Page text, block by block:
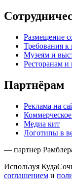
Размещение
Требования к
Музеям и
Ресторанам и
Партнёрам
Реклама на
Медиа кит
Логотипы в
— партнер
Используя
соглашением и